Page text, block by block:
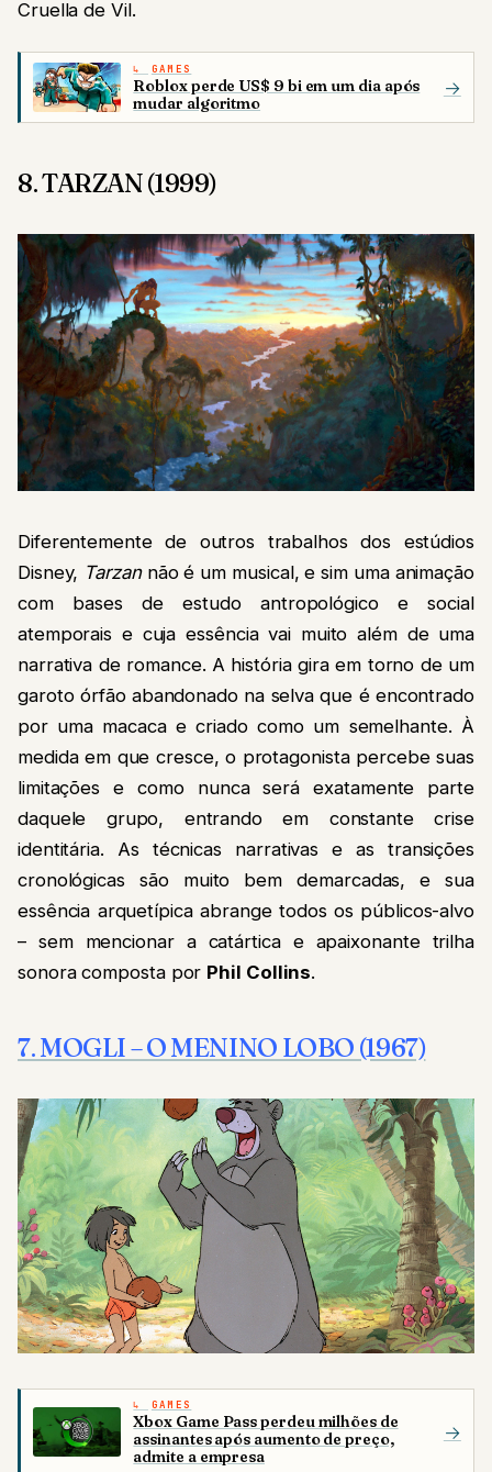
Cruella de Vil.
GAMES
Roblox perde US$ 9 bi em um dia após
mudar algoritmo
→
8. TARZAN (1999)
Diferentemente de outros trabalhos dos estúdios
Disney, Tarzannão é um musical, e sim uma animação
com bases de estudo antropológico e social
atemporais e cuja essência vai muito além de uma
narrativa de romance. A história gira em torno de um
garoto órfão abandonado na selva que é encontrado
por uma macaca e criado como um semelhante. À
medida em que cresce, o protagonista percebe suas
limitações e como nunca será exatamente parte
daquele grupo, entrando em constante crise
identitária. As técnicas narrativas e as transições
cronológicas são muito bem demarcadas, e sua
essência arquetípica abrange todos os públicos-alvo
– sem mencionar a catártica e apaixonante trilha
sonora composta por Phil Collins.
7. MOGLI – O MENINO LOBO (1967)
GAMES
Xbox Game Pass perdeu milhões de
assinantes após aumento de preço,
admite a empresa
→